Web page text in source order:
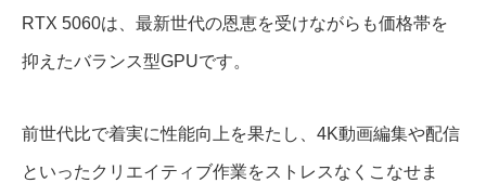
RTX 5060は、最新世代の恩恵を受けながらも価格帯を
抑えたバランス型GPUです。
前世代比で着実に性能向上を果たし、4K動画編集や配信
といったクリエイティブ作業をストレスなくこなせま